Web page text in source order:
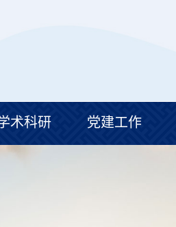
术科研 党建工作